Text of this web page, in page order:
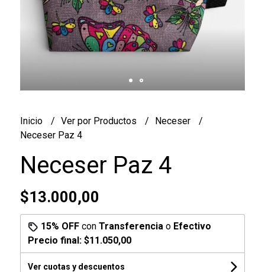
Inicio Ver por Productos
Neceser
Neceser Paz 4
Neceser Paz 4
$13.000,00
15% OFFcon Transferencia o Efectivo
Precio final: $11.050,00
Ver cuotas y descuentos